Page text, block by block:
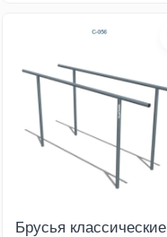
Брусья классические